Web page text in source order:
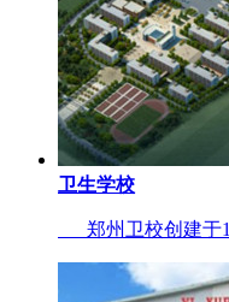
卫生学校
郑州卫校创建于